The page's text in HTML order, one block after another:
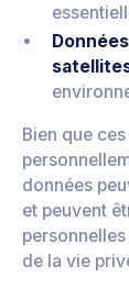
Bien que
données
et peuvent
de la vie